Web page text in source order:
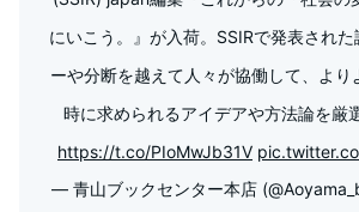
にいこう。』が入荷。SSIRで発表され
ーや分断を越えて人々が協働して、より
時に求められるアイデアや方法論を厳
https://t.co/PIoMwJb31V
— 青山ブックセンター本店